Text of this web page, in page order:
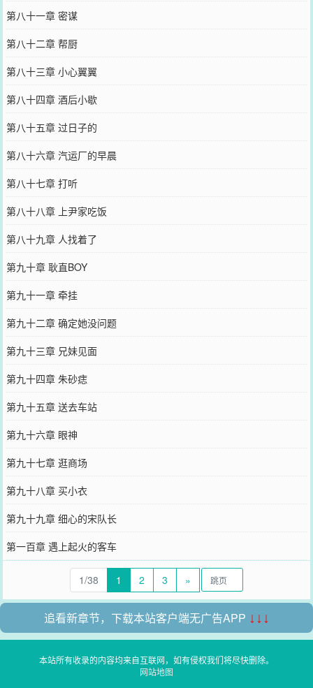
第八十一章 密谋
第八十二章 帮厨
第八十三章 小心翼翼
第八十四章 酒后小歇
第八十五章 过日子的
第八十六章 汽运厂的早晨
第八十七章 打听
第八十八章 上尹家吃饭
第八十九章 人找着了
第九十章 耿直BOY
第九十一章 牵挂
第九十二章 确定她没问题
第九十三章 兄妹见面
第九十四章 朱砂痣
第九十五章 送去车站
第九十六章 眼神
第九十七章 逛商场
第九十八章 买小衣
第九十九章 细心的宋队长
第一百章 遇上起火的客车
1/38 1 2 3 »
追看新章节，下载本站客户端无广告APP ↓↓↓
本站所有收录的内容均来自互联网，如有侵权我们将尽快删除。
网站地图